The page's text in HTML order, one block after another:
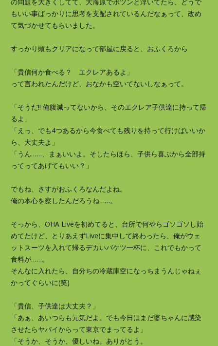
もいい事ばっかりに思考を支配されているんだなぁって、改め
て気づかせてもらいました。
すっかり頭もクリアになって部屋に戻ると、おふくろから
「貴信何か食べる？ エクレアあるよ」
って言われたんだけど、おなかも空いてないしなぁって。
「そうだ!! 俺腹減ってないから、そのエクレア子供達に持って帰
るよ」
「えっ、でも4つあるから今食べても残りを持って行けばいいか
ら、大丈夫よ」
「うん……、まぁいいよ。そしたらほら、子供ら喜ぶから全部持
ってってあげてもいい？」
でもね、さすがおふくろなんだよね。
俺の本心を察したんだろうね……。
そっから、OHA Liveを初めてると、台所で何やらゴソゴソし始
めてたけど、とりあえずLiveに集中して終わったら、俺がウェ
ットスーツを入れて帰るデカいバケツ一杯に、これでもかって
食料が……。
そんなに入れたら、自分ちの冷蔵庫空になっちまうんじゃねぇ
かってぐらいに(笑)
「貴信、子供達は大丈夫？」
「あぁ、あいつらも元気だよ。でも今日はまだ婆ちゃんに感染
させたらヤバイからって東京でまってるよ」
「そうか、そうか、優しいね。ありがとう。